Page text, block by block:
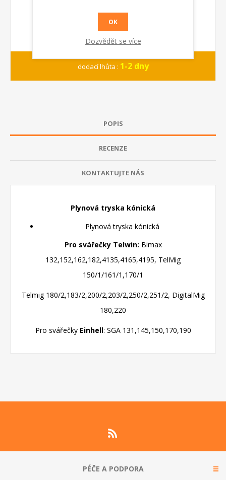
dodací lhůta : 1-2 dny
POPIS
RECENZE
KONTAKTUJTE NÁS
Plynová tryska kónická
Plynová tryska kónická
Pro svářečky Telwin: Bimax
132,152,162,182,4135,4165,4195, TelMig
150/1/161/1,170/1
Telmig 180/2,183/2,200/2,203/2,250/2,251/2, DigitalMig
180,220
Pro svářečky Einhell: SGA 131,145,150,170,190
PÉČE A PODPORA
OK
Dozvědět se více